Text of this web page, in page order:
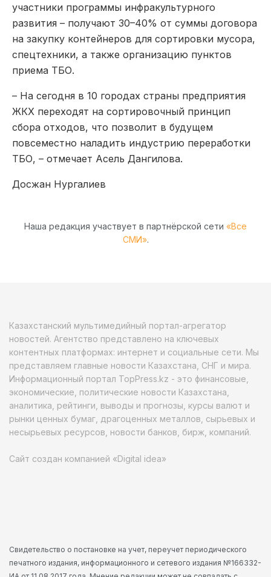
участники программы инфракультурного
развития – получают 30–40% от суммы договора
на закупку контейнеров для сортировки мусора,
спецтехники, а также организацию пунктов
приема ТБО.
– На сегодня в 10 городах страны предприятия
ЖКХ переходят на сортировочный принцип
сбора отходов, что позволит в будущем
повсеместно наладить индустрию переработки
ТБО, – отмечает Асель Дангилова.
Досжан Нургалиев
Наша редакция участвует в партнёрской сети «Все
СМИ».
Казахстанский мультимедийный портал-агрегатор
новостей. Агентство представлено на ключевых
контентных платформах: интернет и социальные сети. Мы
представляем главные новости Казахстана, СНГ и мира.
Информационный портал TopPress.kz - это финансовые,
экономические, политические новости Казахстана,
аналитика, рейтинги, выводы и прогнозы, курсы валют и
рынки ценных бумаг, драгоценных металлов, сырьевых и
несырьевых ресурсов, новости банков, бирж, компаний.
Сайт создан компанией «Digital idea»
Свидетельство о постановке на учет, переучет периодического
печатного издания, информационного и сетевого издания №166332-